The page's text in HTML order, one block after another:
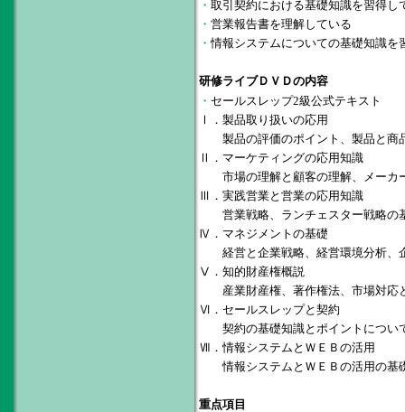
・ 取引契約における基礎知識を習得し
・ 営業報告書を理解している
・情報システムについての基礎知識を
研修ライブＤＶＤの内容
・ セールスレップ2級公式テキスト
Ⅰ．製品取り扱いの応用
製品の評価のポイント、製品と商
Ⅱ．マーケティングの応用知識
市場の理解と顧客の理解、メーカ
Ⅲ．実践営業と営業の応用知識
営業戦略、ランチェスター戦略の
Ⅳ．マネジメントの基礎
経営と企業戦略、経営環境分析、
Ⅴ．知的財産権概説
産業財産権、著作権法、市場対応
Ⅵ．セールスレップと契約
契約の基礎知識とポイントについ
Ⅶ．情報システムとＷＥＢの活用
情報システムとＷＥＢの活用の基
重点項目